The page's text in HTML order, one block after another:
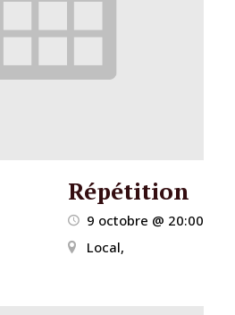
Répétition
9 octobre @ 20:00
Local,